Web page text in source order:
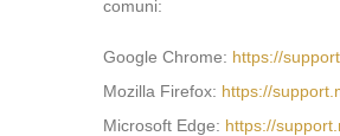
comuni:
Google Chrome: https://
Mozilla Firefox: https://
Microsoft Edge: https://